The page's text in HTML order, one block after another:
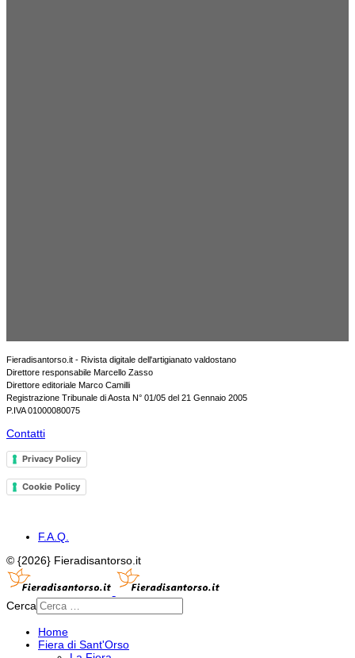
Fieradisantorso.it - Rivista digitale dell'artigianato valdostano
Direttore responsabile Marcello Zasso
Direttore editoriale Marco Camilli
Registrazione Tribunale di Aosta N° 01/05 del 21 Gennaio 2005
P.IVA 01000080075
Contatti
Privacy Policy
Cookie Policy
F.A.Q.
© {2026} Fieradisantorso.it
Cerca
Home
Fiera di Sant'Orso